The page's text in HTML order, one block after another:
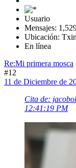
Usuario
Mensajes:
Ubicación:
En línea
Re:Mi primera mosca
#12
11 de Diciembre de
Cita de:
12:41:19 PM